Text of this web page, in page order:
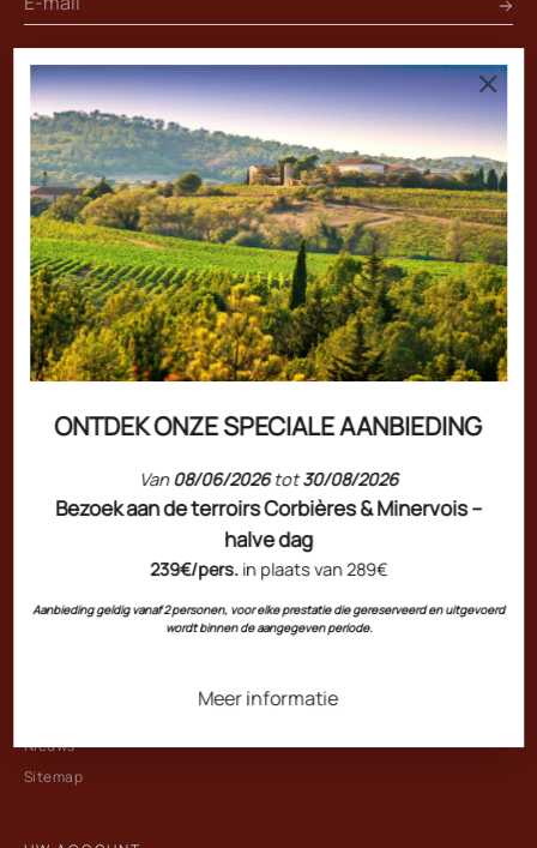
ONTDEK ONZE SPECIALE AANBIEDING
Van08/06/2026tot30/08/2026
Bezoek aan de terroirs Corbières & Minervois –
halve dag
239€/pers. in plaats van 289€
Aanbieding geldig vanaf 2 personen, voor elke prestatie die gereserveerd en uitgevoerd
wordt binnen de aangegeven periode.
Meer informatie
DE GROEP
Château l'Hospitalet Wine Resort Beach & Spa
Restaurant l'Art de Vivre
Restaurant Chez Paule
L'Hospitalet Beach
Jazz à l'Hospitalet
Oenotourisme
OVER GÉRARD BERTRAND
Onze waarden
De biodynamie
INFORMATIE
Nieuws
Sitemap